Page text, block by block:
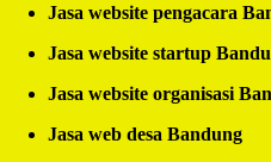
Jasa website pengacara
Jasa website startup
Jasa website organisasi
Jasa web desa Bandung